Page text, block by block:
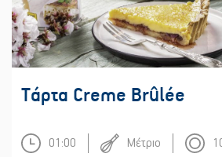
Τάρτα Creme Brûlée
01:00 Μέτριο